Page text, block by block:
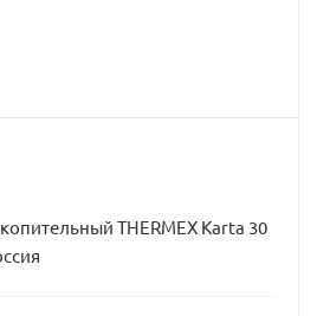
THERMEX Karta 30